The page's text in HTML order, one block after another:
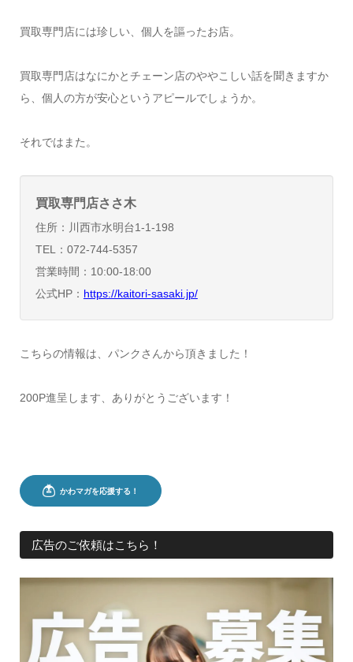
買取専門店には珍しい、個人を謳ったお店。
買取専門店はなにかとチェーン店のややこしい話を聞きますか
ら、個人の方が安心というアピールでしょうか。
それではまた。
買取専門店ささ木
住所：川西市水明台1-1-198
TEL：072-744-5357
営業時間：10:00-18:00
公式HP： https://kaitori-sasaki.jp/
こちらの情報は、パンクさんから頂きました！
200P進呈します、ありがとうございます！
広告のご依頼はこちら！